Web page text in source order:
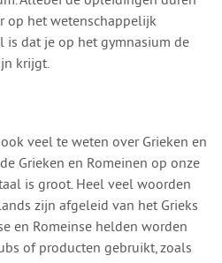
op het wetenschappelijk
is dat je op het gymnasium de
krijgt.
veel te weten over Grieken en
Grieken en Romeinen op onze
is groot. Heel veel woorden
zijn afgeleid van het Grieks
en Romeinse helden worden
of producten gebruikt, zoals